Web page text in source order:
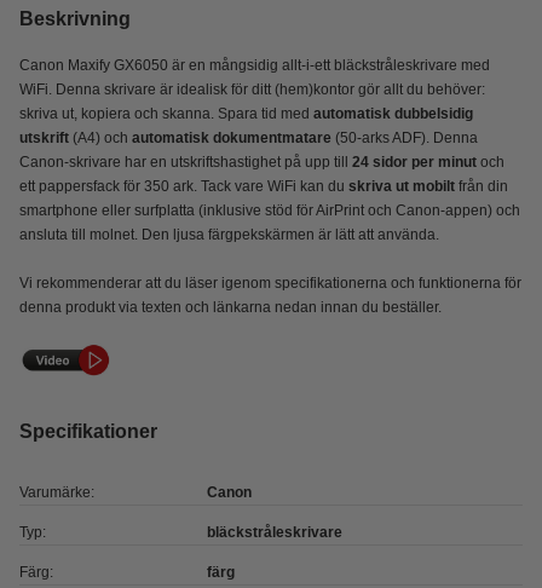
Beskrivning
Canon Maxify GX6050 är en mångsidig allt-i-ett bläckstråleskrivare med
WiFi. Denna skrivare är idealisk för ditt (hem)kontor gör allt du behöver:
skriva ut, kopiera och skanna. Spara tid med automatisk dubbelsidig
utskrift (A4) och automatisk dokumentmatare (50-arks ADF). Denna
Canon-skrivare har en utskriftshastighet på upp till 24 sidor per minut och
ett pappersfack för 350 ark. Tack vare WiFi kan du skriva ut mobilt från din
smartphone eller surfplatta (inklusive stöd för AirPrint och Canon-appen) och
ansluta till molnet. Den ljusa färgpekskärmen är lätt att använda.
Vi rekommenderar att du läser igenom specifikationerna och funktionerna för
denna produkt via texten och länkarna nedan innan du beställer.
Specifikationer
Varumärke: Canon
Typ: bläckstråleskrivare
Färg: färg